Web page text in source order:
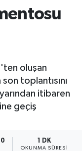
oluşan
toplantısını
itibaren
geçiş
1 DK
OKUNMA SÜRESI